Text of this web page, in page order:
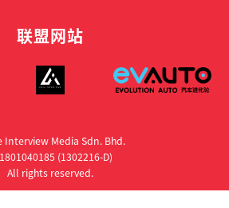
联盟网站
Interview Media Sdn. Bhd.
(1302216­-D)
All rights reserved.